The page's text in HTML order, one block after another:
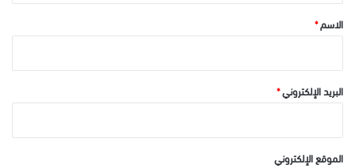
*الاسم*
البريد الإلكتروني*
الموقع الإلكتروني